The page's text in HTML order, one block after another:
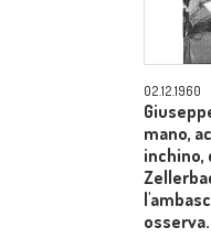
02.12.1960
mano,
inchino,